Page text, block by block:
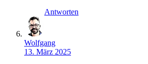
Antworten
Wolfgang
13. März 2025